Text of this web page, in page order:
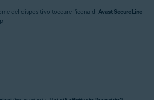
del dispositivo toccare l'icona di Avast SecureLine